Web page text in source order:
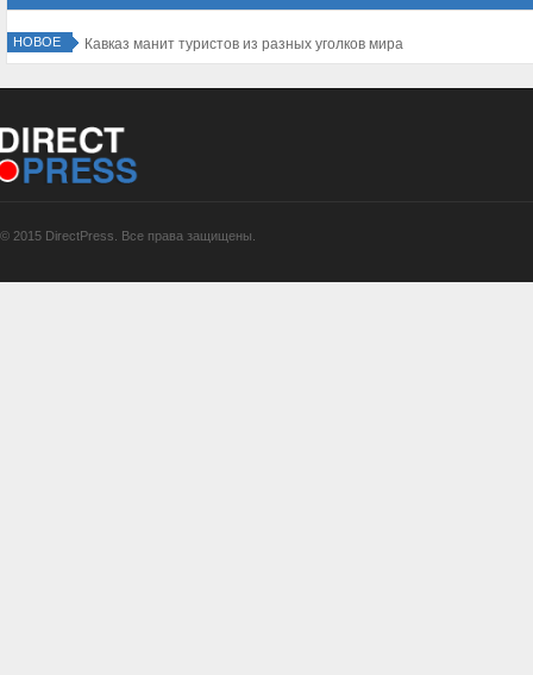
НОВОЕ
© 2015 DirectPress. Все права защищены.